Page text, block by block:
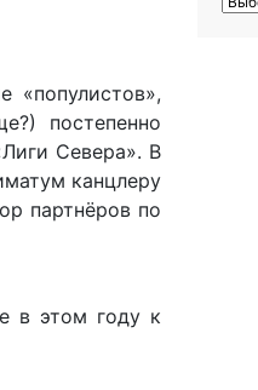
постепенно
Севера». В
канцлеру
партнёров по
в этом году к